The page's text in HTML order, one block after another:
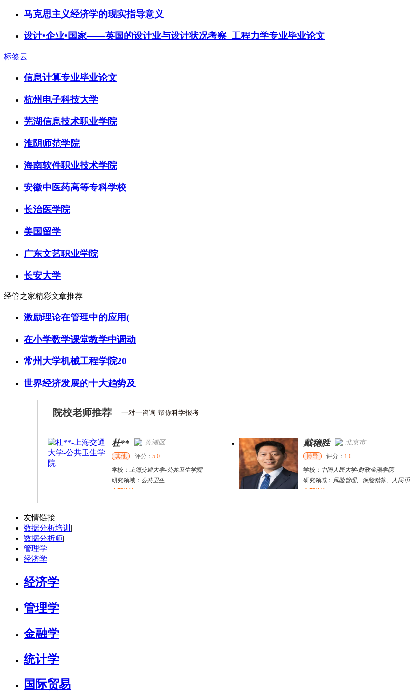
马克思主义经济学的现实指导意义
设计•企业•国家——英国的设计业与设计状况考察_工程力学专业毕业论文
标签云
信息计算专业毕业论文
杭州电子科技大学
芜湖信息技术职业学院
淮阴师范学院
海南软件职业技术学院
安徽中医药高等专科学校
长治医学院
美国留学
广东文艺职业学院
长安大学
经管之家精彩文章推荐
激励理论在管理中的应用(
在小学数学课堂教学中调动
常州大学机械工程学院20
世界经济发展的十大趋势及
院校老师推荐 一对一咨询 帮你科学报考
杜** 黄浦区
其他 评分： 5.0
学校： 上海交通大学-公共卫生学院
研究领域： 公共卫生
戴稳胜 北京市
博导 评分： 1.0
学校： 中国人民大学-财政金融学院
研究领域： 风险管理、保险精算、人民币国际化
万志宏 天津市 陈传红 武汉市
友情链接：
数据分析培训 |
数据分析师|
管理学|
经济学|
经济学
管理学
金融学
统计学
国际贸易